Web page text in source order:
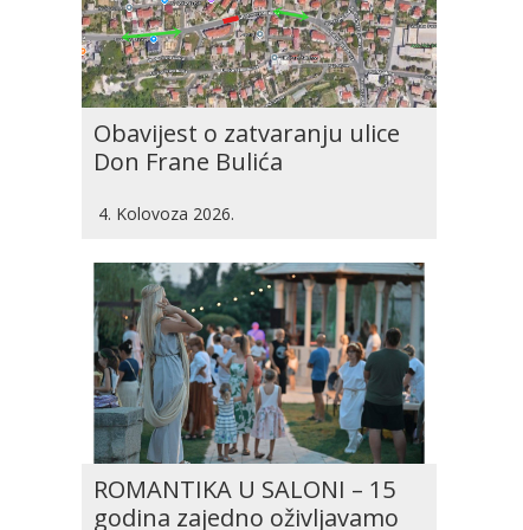
Obavijest o zatvaranju ulice
Don Frane Bulića
4. Kolovoza 2026.
ROMANTIKA U SALONI – 15
godina zajedno oživljavamo